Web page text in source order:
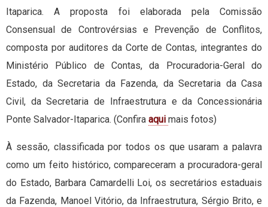
Itaparica. A proposta foi elaborada pela Comissão
Consensual de Controvérsias e Prevenção de Conflitos,
composta por auditores da Corte de Contas, integrantes do
Ministério Público de Contas, da Procuradoria-Geral do
Estado, da Secretaria da Fazenda, da Secretaria da Casa
Civil, da Secretaria de Infraestrutura e da Concessionária
Ponte Salvador-Itaparica. (Confira aqui mais fotos)
À sessão, classificada por todos os que usaram a palavra
como um feito histórico, compareceram a procuradora-geral
do Estado, Barbara Camardelli Loi, os secretários estaduais
da Fazenda, Manoel Vitório, da Infraestrutura, Sérgio Brito, e